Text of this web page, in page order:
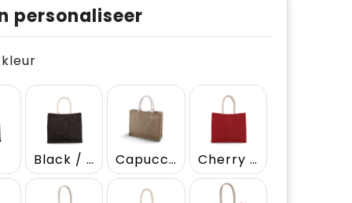
personaliseer
kleur
Black / Silver Capuccino Cherry Red / Gold